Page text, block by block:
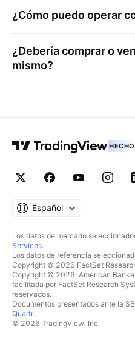
¿Cómo puedo operar
¿Debería comprar o
mismo?
Español
Los datos de mercado
Services.
Los datos de referencia
Copyright © 2026 FactSet
Copyright © 2026, American
facilitada por FactSet Research
reservados.
Documentos presentados ante la
Quartr.
© 2026 TradingView, Inc.